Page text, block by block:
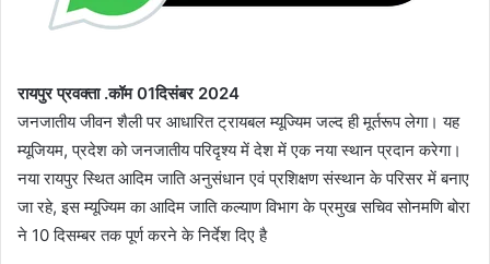
रायपुर प्रवक्ता .कॉम 01दिसंबर 2024
जनजातीय जीवन शैली पर आधारित ट्रायबल म्यूज्यिम जल्द ही मूर्तरूप लेगा। यह
म्यूजियम, प्रदेश को जनजातीय परिदृश्य में देश में एक नया स्थान प्रदान करेगा।
नया रायपुर स्थित आदिम जाति अनुसंधान एवं प्रशिक्षण संस्थान के परिसर में बनाए
जा रहे, इस म्यूज्यिम का आदिम जाति कल्याण विभाग के प्रमुख सचिव सोनमणि बोरा
ने 10 दिसम्बर तक पूर्ण करने के निर्देश दिए है